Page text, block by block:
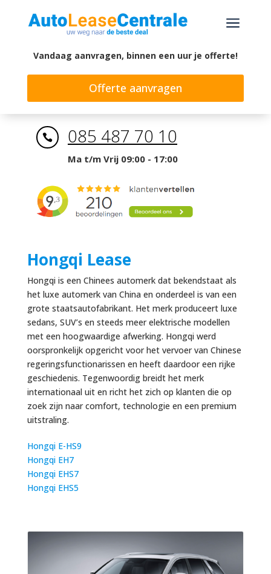
a
Vandaag aanvragen, binnen een uur je offerte!
Offerte aanvragen
 085 487 70 10
Ma t/m Vrij 09:00 - 17:00
Hongqi Lease
Hongqi is een Chinees automerk dat bekendstaat als
het luxe automerk van China en onderdeel is van een
grote staatsautofabrikant. Het merk produceert luxe
sedans, SUV’s en steeds meer elektrische modellen
met een hoogwaardige afwerking. Hongqi werd
oorspronkelijk opgericht voor het vervoer van Chinese
regeringsfunctionarissen en heeft daardoor een rijke
geschiedenis. Tegenwoordig breidt het merk
internationaal uit en richt het zich op klanten die op
zoek zijn naar comfort, technologie en een premium
uitstraling.
Hongqi E-HS9
Hongqi EH7
Hongqi EHS7
Hongqi EHS5